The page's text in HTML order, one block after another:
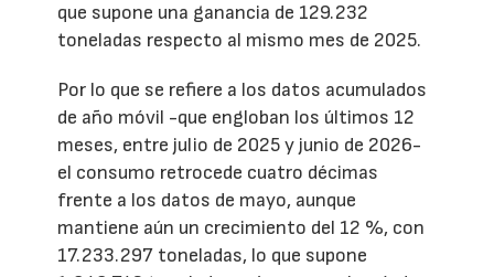
que supone una ganancia de 129.232
toneladas respecto al mismo mes de 2025.
Por lo que se refiere a los datos acumulados
de año móvil -que engloban los últimos 12
meses, entre julio de 2025 y junio de 2026-
el consumo retrocede cuatro décimas
frente a los datos de mayo, aunque
mantiene aún un crecimiento del 12 %, con
17.233.297 toneladas, lo que supone